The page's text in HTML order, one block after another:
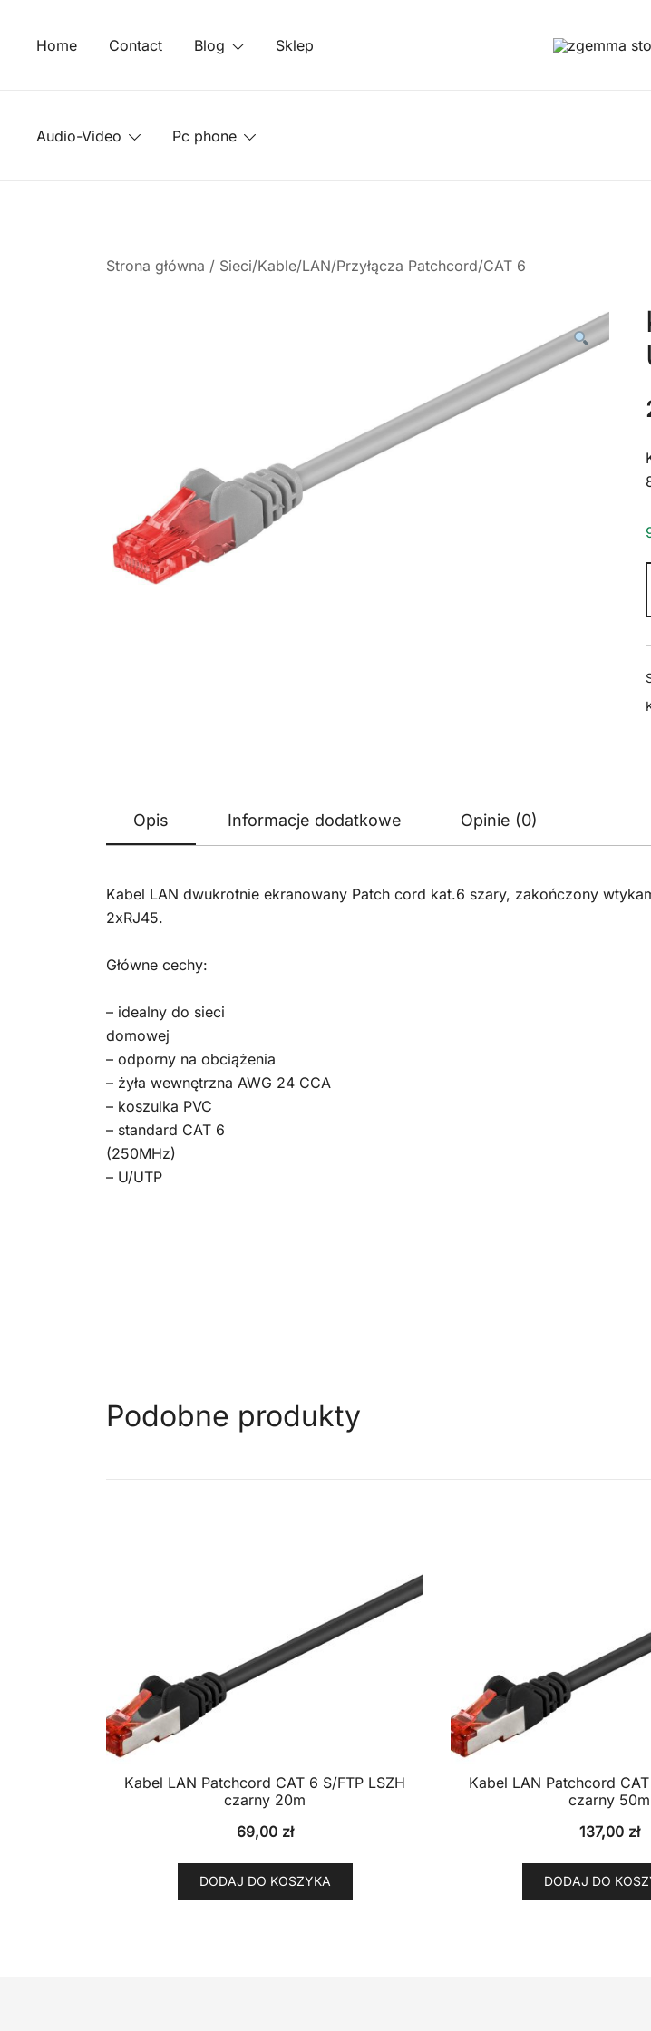
Home Contact Blog Sklep
Audio-Video Pc phone
Strona główna / Sieci/Kable/LAN/Przyłącza Patchcord/CAT 6
Opis Informacje dodatkowe Opinie (0)
Kabel LAN dwukrotnie ekranowany Patch cord kat.6 szary, zakończony
2xRJ45.
Główne cechy:
– idealny do sieci
domowej
– odporny na obciążenia
– żyła wewnętrzna AWG 24 CCA
– koszulka PVC
– standard CAT 6
(250MHz)
– U/UTP
Podobne produkty
Kabel LAN Patchcord CAT 6 S/FTP LSZH
czarny 20m
69,00 zł
DODAJ DO KOSZYKA
Kabel LAN Patchcord
czarny 50m
137,00 zł
DODAJ DO